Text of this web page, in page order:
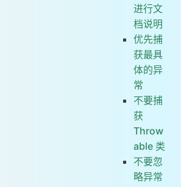
进行文
档说明
优先捕
获最具
体的异
常
不要捕
获
Throw
able 类
不要忽
略异常